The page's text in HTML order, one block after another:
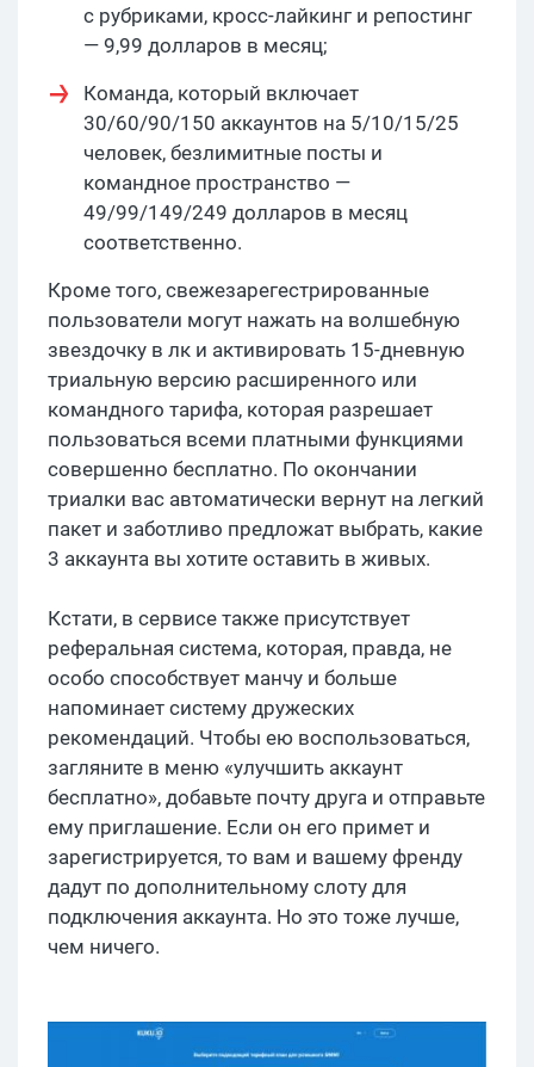
с рубриками, кросс-лайкинг и репостинг
— 9,99 долларов в месяц;
Команда, который включает
30/60/90/150 аккаунтов на 5/10/15/25
человек, безлимитные посты и
командное пространство —
49/99/149/249 долларов в месяц
соответственно.
Кроме того, свежезарегестрированные
пользователи могут нажать на волшебную
звездочку в лк и активировать 15-дневную
триальную версию расширенного или
командного тарифа, которая разрешает
пользоваться всеми платными функциями
совершенно бесплатно. По окончании
триалки вас автоматически вернут на легкий
пакет и заботливо предложат выбрать, какие
3 аккаунта вы хотите оставить в живых.
Кстати, в сервисе также присутствует
реферальная система, которая, правда, не
особо способствует манчу и больше
напоминает систему дружеских
рекомендаций. Чтобы ею воспользоваться,
загляните в меню «улучшить аккаунт
бесплатно», добавьте почту друга и отправьте
ему приглашение. Если он его примет и
зарегистрируется, то вам и вашему френду
дадут по дополнительному слоту для
подключения аккаунта. Но это тоже лучше,
чем ничего.